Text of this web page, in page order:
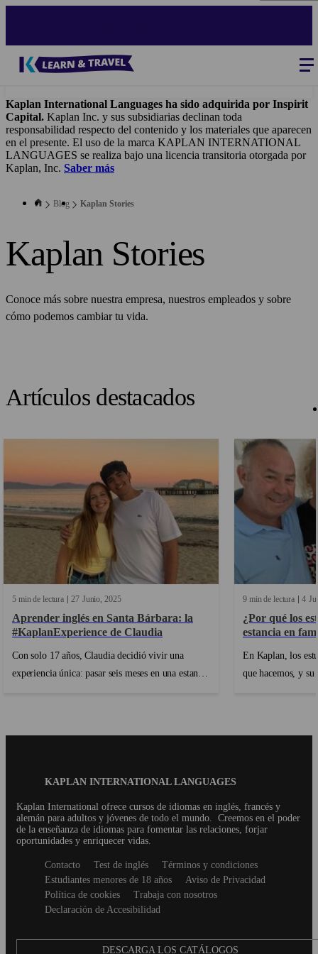
Kaplan International Languages ha sido adquirida por Inspirit
Capital. Kaplan Inc. y sus subsidiarias declinan toda
responsabilidad respecto del contenido y los materiales que aparecen
en el presente. El uso de la marca KAPLAN INTERNATIONAL
LANGUAGES se realiza bajo una licencia transitoria otorgada por
Kaplan, Inc. Saber más
Blog Kaplan Stories
Kaplan Stories
Conoce más sobre nuestra empresa, nuestros empleados y sobre
cómo podemos cambiar tu vida.
Artículos destacados
5 min de lectura 27 Junio 2025
Aprender inglés en Santa Bárbara: la
#KaplanExperience de Claudia
Con solo 17 años, Claudia decidió vivir una
experiencia única: pasar seis meses en una estancia
crecimiento personal, nos cuenta cómo esta
9 min de lectura 4
¿Por qué los
estancia en
En Kaplan, los
que hacemos, y
sentirse bien....
KAPLAN INTERNATIONAL LANGUAGES
Kaplan International ofrece cursos de idiomas en inglés, francés y
alemán para adultos y jóvenes de todo el mundo.
Creemos en el poder
de la enseñanza de idiomas para fomentar las relaciones, forjar
oportunidades y enriquecer vidas.
SecondaryContacto Test de inglés
Términos y condiciones
Estudiantes menores de 18 años
Aviso de Privacidad
Política de cookies
Trabaja con nosotros
Declaración de Accesibilidad
DESCARGA LOS CATÁLOGOS